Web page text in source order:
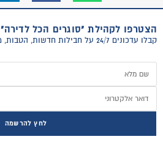
הצטרפו לקהילת "סוגרים הכל לדירה"
קבלו עדכונים 24/7 על חבילות חדשות, הטבות, מבצעים וטיפים למעבר דירה!
לחץ להרשמה